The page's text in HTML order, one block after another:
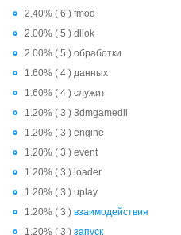
2.40% ( 6 ) fmod
2.00% ( 5 ) dllok
2.00% ( 5 ) обработки
1.60% ( 4 ) данных
1.60% ( 4 ) служит
1.20% ( 3 ) 3dmgamedll
1.20% ( 3 ) engine
1.20% ( 3 ) event
1.20% ( 3 ) loader
1.20% ( 3 ) uplay
1.20% ( 3 ) взаимодействия
1.20% ( 3 ) запуск